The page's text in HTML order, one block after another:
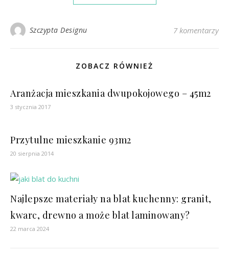
Szczypta Designu 7 komentarzy
ZOBACZ RÓWNIEŻ
Aranżacja mieszkania dwupokojowego – 45m2
3 stycznia 2017
Przytulne mieszkanie 93m2
20 sierpnia 2014
Najlepsze materiały na blat kuchenny: granit,
kwarc, drewno a może blat laminowany?
22 marca 2024